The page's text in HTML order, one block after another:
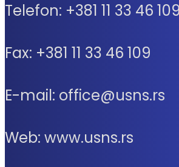
Telefon: +381 11 33 46 109
Fax: +381 11 33 46 109
E-mail: office@usns.rs
Web: www.usns.rs